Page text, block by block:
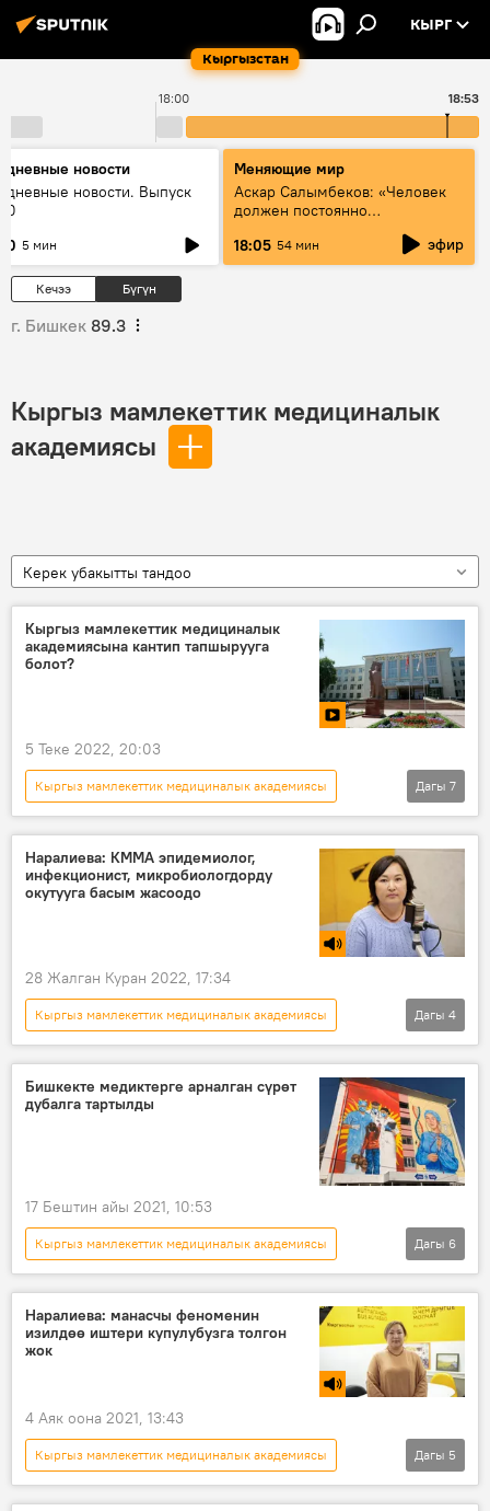
Кыргызстан
КЫРГ
18:00 18:53
новости
новости. Выпуск
5 мин
Меняющие мир
Аскар Салымбеков: «Человек
должен постоянно
18:05 54 мин эфир
Кечээ Бүгүн
г. Бишкек 89.3
Кыргыз мамлекеттик медициналык
академиясы
Керек убакытты тандоо
Кыргыз мамлекеттик медициналык
академиясына кантип тапшырууга
болот?
5 Теке 2022, 20:03
Кыргыз мамлекеттик медициналык академиясы
Жогорку окуу жайы
ЖОЖ
студент
абитуриент
Университет
КММА
Видео
Дагы 7
Наралиева: КММА эпидемиолог,
инфекционист, микробиологдорду
окутууга басым жасоодо
28 Жалган Куран 2022, 17:34
Кыргыз мамлекеттик медициналык академиясы
Радио
Кыргызстан
дарыгер
Сапаргүл Наралиева
Дагы 4
Бишкекте медиктерге арналган сүрөт
дубалга тартылды
17 Бештин айы 2021, 10:53
Кыргыз мамлекеттик медициналык академиясы
Кыргызстан
Сүрөт
Бишкек
Дубал
дарыгер
Адинай Мырзабекова
Дагы 6
Наралиева: манасчы феноменин
изилдөө иштери купулубузга толгон
жок
4 Аяк оона 2021, 13:43
Кыргыз мамлекеттик медициналык академиясы
Радио
Коом
Кыргызстан
Дагы 5